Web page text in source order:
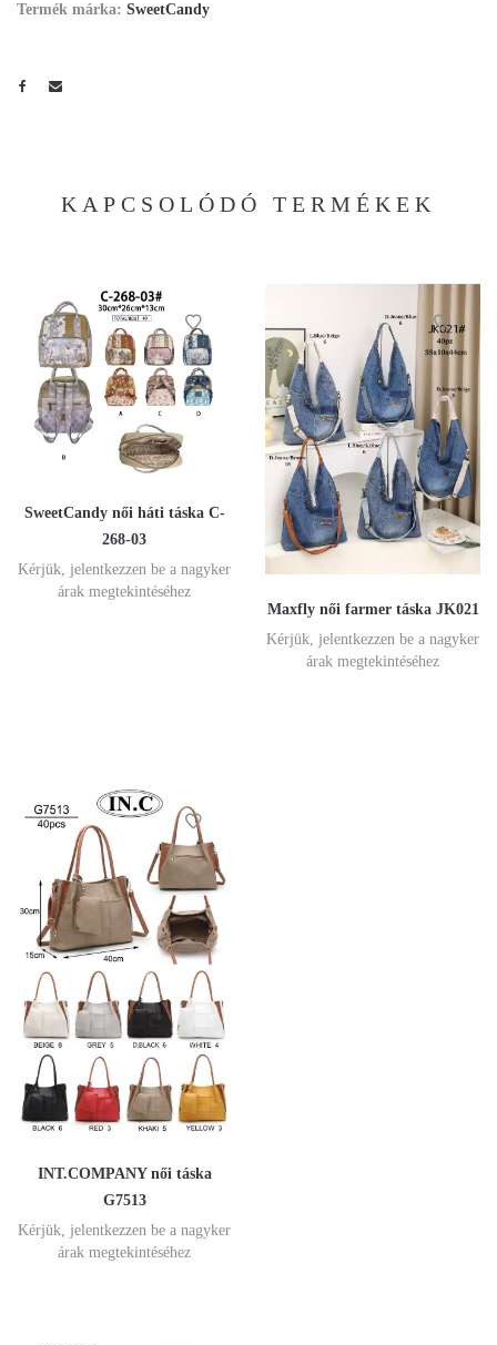
Termék márka: SweetCandy
KAPCSOLÓDÓ TERMÉKEK
SweetCandy női háti táska C-
268-03
Kérjük, jelentkezzen be a nagyker
árak megtekintéséhez
Maxfly női farmer táska JK021
Kérjük, jelentkezzen be a nagyker
árak megtekintéséhez
INT.COMPANY női táska
G7513
Kérjük, jelentkezzen be a nagyker
árak megtekintéséhez